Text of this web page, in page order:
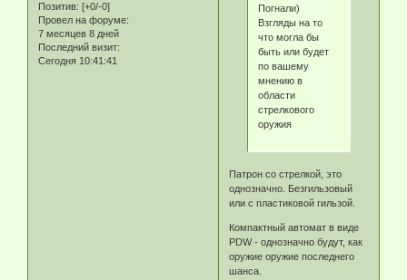
Позитив: [+0/-0]
Провел на форуме:
7 месяцев 8 дней
Последний визит:
Сегодня 10:41:41
Погнали)
Взгляды на то
что могла бы
быть или будет
по вашему
мнению в
области
стрелкового
оружия
Патрон со стрелкой, это
однозначно. Безгильзовый
или с пластиковой гильзой.
Компактный автомат в виде
PDW - однозначно будут, как
оружие оружие последнего
шанса.